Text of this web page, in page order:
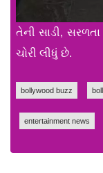
તેની સાડી,
ચોરી લીધું છે.
bollywood buzz
entertainment news